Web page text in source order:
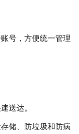
号，方便统一管理
送达。
储、防垃圾和防病